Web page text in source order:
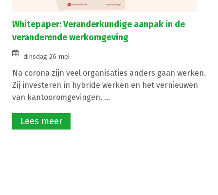
Whitepaper: Veranderkundige aanpak in de
veranderende werkomgeving
dinsdag 26 mei
Na corona zijn veel organisaties anders gaan werken.
Zij investeren in hybride werken en het vernieuwen
van kantooromgevingen. ...
Lees meer